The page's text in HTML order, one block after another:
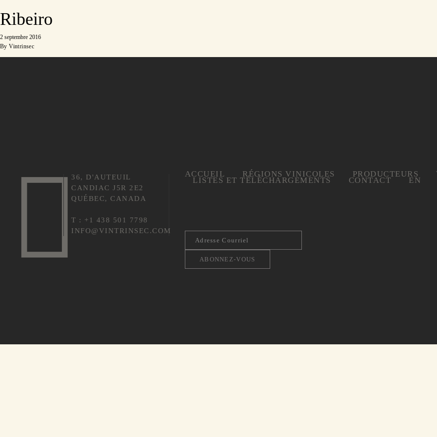
Ribeiro
2 septembre 2016
ByVintrinsec
36, D'AUTEUIL
CANDIAC J5R 2E2
QUÉBEC, CANADA
T : +1 438 501 7798
INFO@VINTRINSEC.COM
ACCUEIL RÉGIONS VINICOLES PRODUCTEURS
LISTES ET TÉLÉCHARGEMENTS CONTACT EN